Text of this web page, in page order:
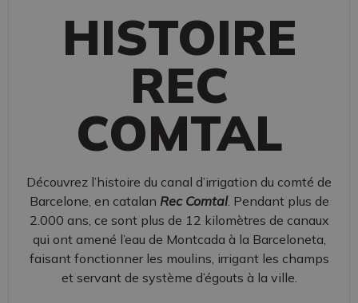
HISTOIRE
REC
COMTAL
Découvrez l’histoire du canal d’irrigation du comté de
Barcelone, en catalan Rec Comtal. Pendant plus de
2.000 ans, ce sont plus de 12 kilomètres de canaux
qui ont amené l’eau de Montcada à la Barceloneta,
faisant fonctionner les moulins, irrigant les champs
et servant de système d’égouts à la ville.